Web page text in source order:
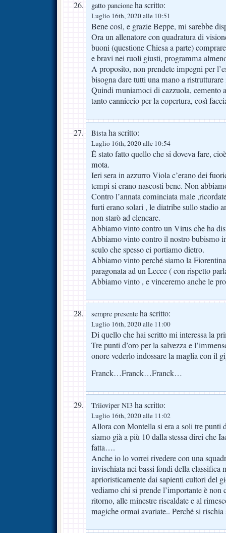
gatto pancione ha scritto:
Luglio 16th, 2020 alle 10:51
Bene così, e grazie Beppe, mi sarebbe
Ora un allenatore con quadratura di
buoni (questione Chiesa a parte)
e bravi nei ruoli giusti, programma
A proposito, non prendete impegni per
bisogna dare tutti una mano a
Quindi muniamoci di cazzuola, cemento
tanto canniccio per la copertura, così
Bistaha scritto:
Luglio 16th, 2020 alle 10:54
É stato fatto quello che si doveva fare,
mota.
Ieri sera in azzurro Viola c’erano dei
tempi si erano nascosti bene. Non
Contro l’annata cominciata male
furti erano solari , le diatribe sullo stadio
non starò ad elencare.
Abbiamo vinto contro un Virus che ha
Abbiamo vinto contro il nostro bubismo
sculo che spesso ci portiamo dietro.
Abbiamo vinto perché siamo la
paragonata ad un Lecce ( con rispetto
Abbiamo vinto , e vinceremo anche le
sempre presente ha scritto:
Luglio 16th, 2020 alle 11:00
Di quello che hai scritto mi interessa la
Tre punti d’oro per la salvezza e
onore vederlo indossare la maglia con il
Franck…Franck…Franck…
Triioviper NI3 ha scritto:
Luglio 16th, 2020 alle 11:02
Allora con Montella si era a soli tre punti
siamo già a più 10 dalla stessa direi che
fatta….
Anche io lo vorrei rivedere con una
invischiata nei bassi fondi della classifica
aprioristicamente dai sapienti cultori del
vediamo chi si prende l’importante è non
ritorno, alle minestre riscaldate e al
magiche ormai avariate.. Perché si